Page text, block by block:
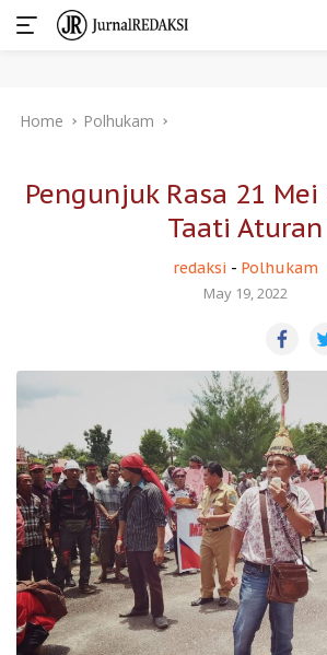
Home Polhukam
Pengunjuk Rasa 21
Taati Aturan
redaksi - Polhukam
May 19, 2022